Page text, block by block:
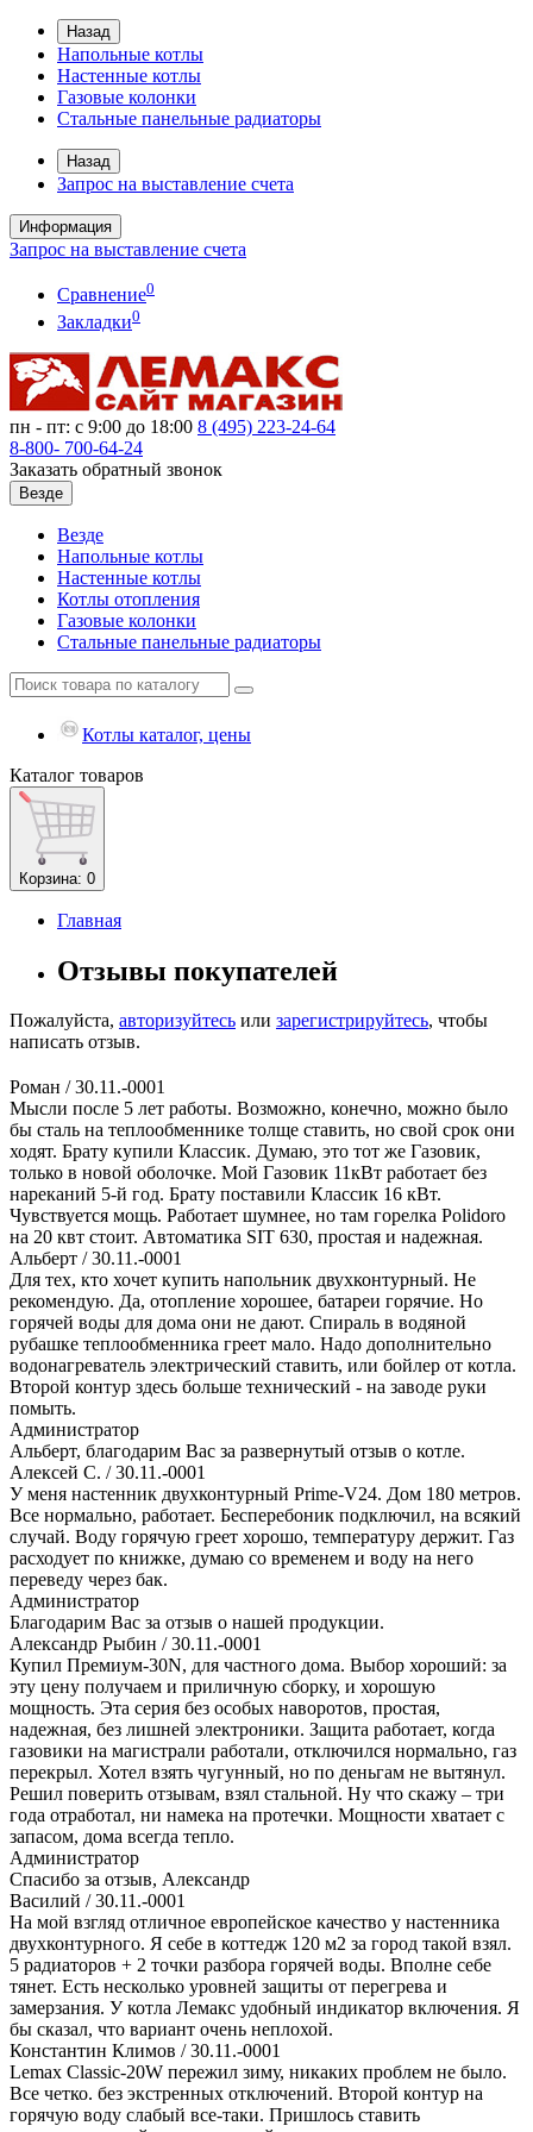
Назад
Напольные котлы
Настенные котлы
Газовые колонки
Стальные панельные радиаторы
Назад
Запрос на выставление счета
Информация
Запрос на выставление счета
Сравнение0
Закладки0
пн - пт: с 9:00 до 18:00 8 (495) 223-24-64
8-800- 700-64-24
Заказать обратный звонок
Везде
Везде
Напольные котлы
Настенные котлы
Котлы отопления
Газовые колонки
Стальные панельные радиаторы
Котлы каталог, цены
Каталог товаров
Корзина: 0
Главная
Отзывы покупателей
Пожалуйста, авторизуйтесь или зарегистрируйтесь, чтобы
написать отзыв.
Роман / 30.11.-0001
Мысли после 5 лет работы. Возможно, конечно, можно было
бы сталь на теплообменнике толще ставить, но свой срок они
ходят. Брату купили Классик. Думаю, это тот же Газовик,
только в новой оболочке. Мой Газовик 11кВт работает без
нареканий 5-й год. Брату поставили Классик 16 кВт.
Чувствуется мощь. Работает шумнее, но там горелка Polidoro
на 20 квт стоит. Автоматика SIT 630, простая и надежная.
Альберт / 30.11.-0001
Для тех, кто хочет купить напольник двухконтурный. Не
рекомендую. Да, отопление хорошее, батареи горячие. Но
горячей воды для дома они не дают. Спираль в водяной
рубашке теплообменника греет мало. Надо дополнительно
водонагреватель электрический ставить, или бойлер от котла.
Второй контур здесь больше технический - на заводе руки
помыть.
Администратор
Альберт, благодарим Вас за развернутый отзыв о котле.
Алексей С. / 30.11.-0001
У меня настенник двухконтурный Prime-V24. Дом 180 метров.
Все нормально, работает. Бесперебоник подключил, на всякий
случай. Воду горячую греет хорошо, температуру держит. Газ
расходует по книжке, думаю со временем и воду на него
переведу через бак.
Администратор
Благодарим Вас за отзыв о нашей продукции.
Александр Рыбин / 30.11.-0001
Купил Премиум-30N, для частного дома. Выбор хороший: за
эту цену получаем и приличную сборку, и хорошую
мощность. Эта серия без особых наворотов, простая,
надежная, без лишней электроники. Защита работает, когда
газовики на магистрали работали, отключился нормально, газ
перекрыл. Хотел взять чугунный, но по деньгам не вытянул.
Решил поверить отзывам, взял стальной. Ну что скажу – три
года отработал, ни намека на протечки. Мощности хватает с
запасом, дома всегда тепло.
Администратор
Спасибо за отзыв, Александр
Василий / 30.11.-0001
На мой взгляд отличное европейское качество у настенника
двухконтурного. Я себе в коттедж 120 м2 за город такой взял.
5 радиаторов + 2 точки разбора горячей воды. Вполне себе
тянет. Есть несколько уровней защиты от перегрева и
замерзания. У котла Лемакс удобный индикатор включения. Я
бы сказал, что вариант очень неплохой.
Константин Климов / 30.11.-0001
Lemax Classic-20W пережил зиму, никаких проблем не было.
Все четко. без экстренных отключений. Второй контур на
горячую воду слабый все-таки. Пришлось ставить